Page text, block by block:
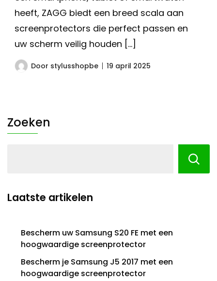
heeft, ZAGG biedt een breed scala aan
screenprotectors die perfect passen en
uw scherm veilig houden […]
Door stylusshopbe 19 april 2025
Zoeken
Laatste artikelen
Bescherm uw Samsung S20 FE met een
hoogwaardige screenprotector
Bescherm je Samsung J5 2017 met een
hoogwaardige screenprotector